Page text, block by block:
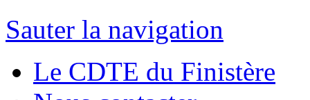
Sauter la navigation
Le CDTE du Finistère